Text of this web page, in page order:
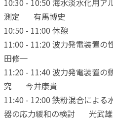
測定 有馬博史
10:50 - 11:00 休憩
11:00 - 11:20 波力発電装置
田修一
11:20 - 11:40 波力発電装置の
究 今井康貴
11:40 - 12:00 鉄粉混合による
器の応力緩和の検討 光武